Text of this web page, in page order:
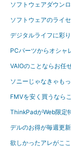
ソフトウェアダウン
ソフトウェアのライ
デジタルライフに彩
PCパーツからオシャ
VAIOのことならお任
ソニーじゃなきゃも
FMVを安く買うなら
ThinkPadがWeb限定
デルのお得が毎週更
欲しかったアレがこ